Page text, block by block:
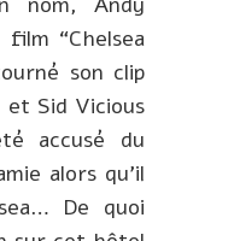
“Chelsea
son clip
et Sid Vicious
accusé du
alors qu’il
De quoi